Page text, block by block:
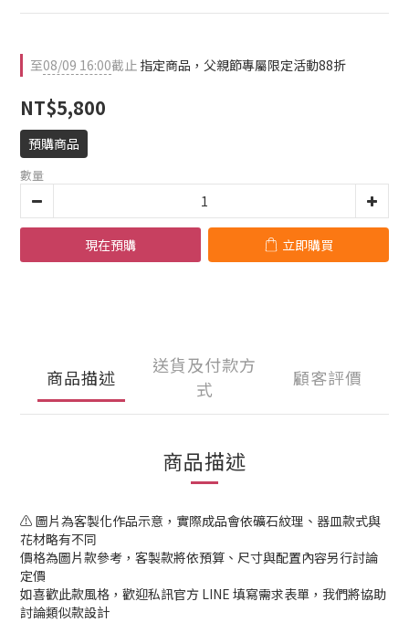
至08/09 16:00截止 指定商品，父親節專屬限定活動88折
NT$5,800
預購商品
數量
現在預購 立即購買
商品描述
送貨及付款方
式
顧客評價
商品描述
⚠️ 圖片為客製化作品示意，實際成品會依礦石紋理、器皿款式與
花材略有不同
價格為圖片款參考，客製款將依預算、尺寸與配置內容另行討論
定價
如喜歡此款風格，歡迎私訊官方 LINE 填寫需求表單，我們將協助
討論類似款設計